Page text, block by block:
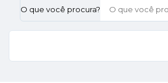
O que você procura?